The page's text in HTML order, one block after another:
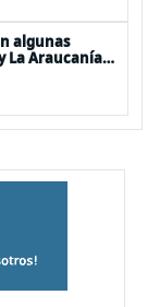
algunas
La Araucanía